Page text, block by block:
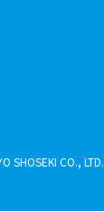
SHOSEKI CO., LTD.